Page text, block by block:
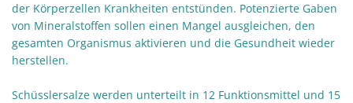
der Körperzellen Krankheiten entstünden. Potenzierte Gaben
von Mineralstoffen sollen einen Mangel ausgleichen, den
gesamten Organismus aktivieren und die Gesundheit wieder
herstellen.
Schüsslersalze werden unterteilt in 12 Funktionsmittel und 15